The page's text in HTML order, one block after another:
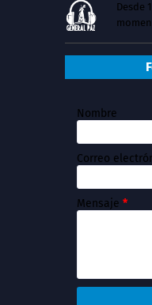
Desde
Nombre
Correo
Mensaje *